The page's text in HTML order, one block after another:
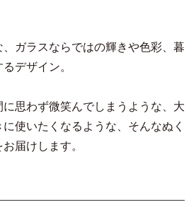
ガラスならではの輝きや色彩、暮
デザイン。
思わず微笑んでしまうような、大
使いたくなるような、そんなぬく
届けします。